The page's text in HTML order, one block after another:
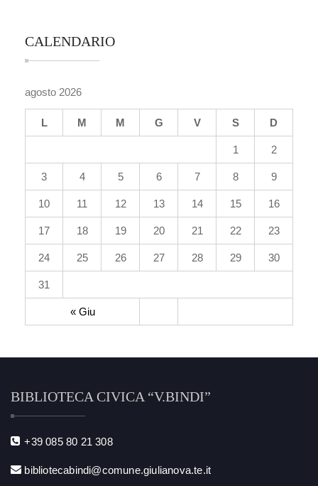
CALENDARIO
agosto 2026
L M M G V S D
« Giu
1 2
3 4 5 6 7 8 9
10 11 12 13 14 15 16
17 18 19 20 21 22 23
24 25 26 27 28 29 30
31
BIBLIOTECA CIVICA “V.BINDI”
+39 085 80 21 308
bibliotecabindi@comune.giulianova.te.it